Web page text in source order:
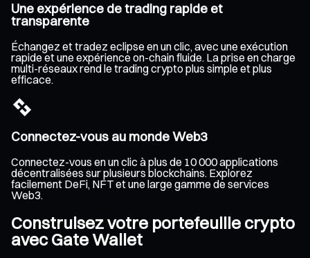
Une expérience de trading rapide et
transparente
Échangez et tradez eclipse en un clic, avec une exécution
rapide et une expérience on-chain fluide. La prise en charge
multi-réseaux rend le trading crypto plus simple et plus
efficace.
Connectez-vous au monde Web3
Connectez-vous en un clic à plus de 10 000 applications
décentralisées sur plusieurs blockchains. Explorez
facilement DeFi, NFT et une large gamme de services
Web3.
Construisez votre portefeuille crypto
avec Gate Wallet